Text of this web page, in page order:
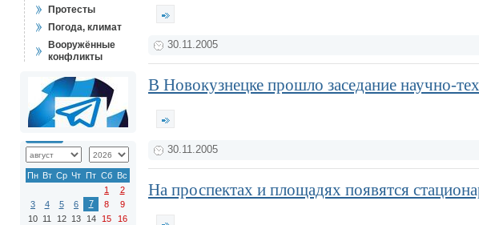
Протесты
Погода, климат
Вооружённые
конфликты
Пн Вт Ср Чт Пт Сб Вс
1
2
3
4 5 6 7 8
9
10 11 12 13 14 15
16
30.11.2005
В Новокузнецке прошло заседание научно-
30.11.2005
На проспектах и площадях появятся